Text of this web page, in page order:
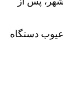
عیوب دستگاه